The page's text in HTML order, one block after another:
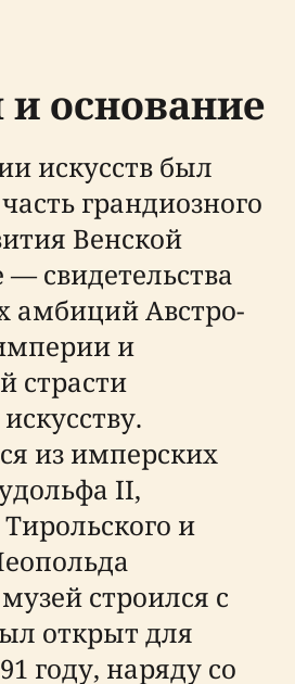
основание
искусств был
грандиозного
Венской
свидетельства
амбиций Австро-
и
страсти
из имперских
II,
и
строился с
открыт для
году, наряду со